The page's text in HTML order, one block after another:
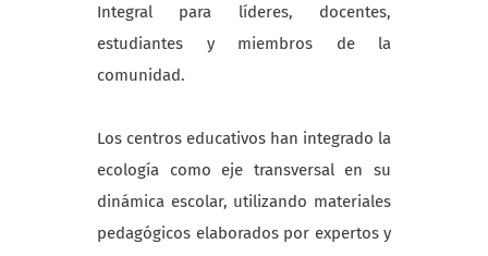
Integral para líderes, docentes,
estudiantes y miembros de la
comunidad.
Los centros educativos han integrado la
ecología como eje transversal en su
dinámica escolar, utilizando materiales
pedagógicos elaborados por expertos y